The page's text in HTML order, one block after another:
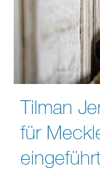
Tilman
für
eingeführt